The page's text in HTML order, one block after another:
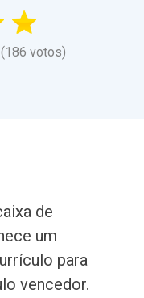
votos)
de
um
para
vencedor.